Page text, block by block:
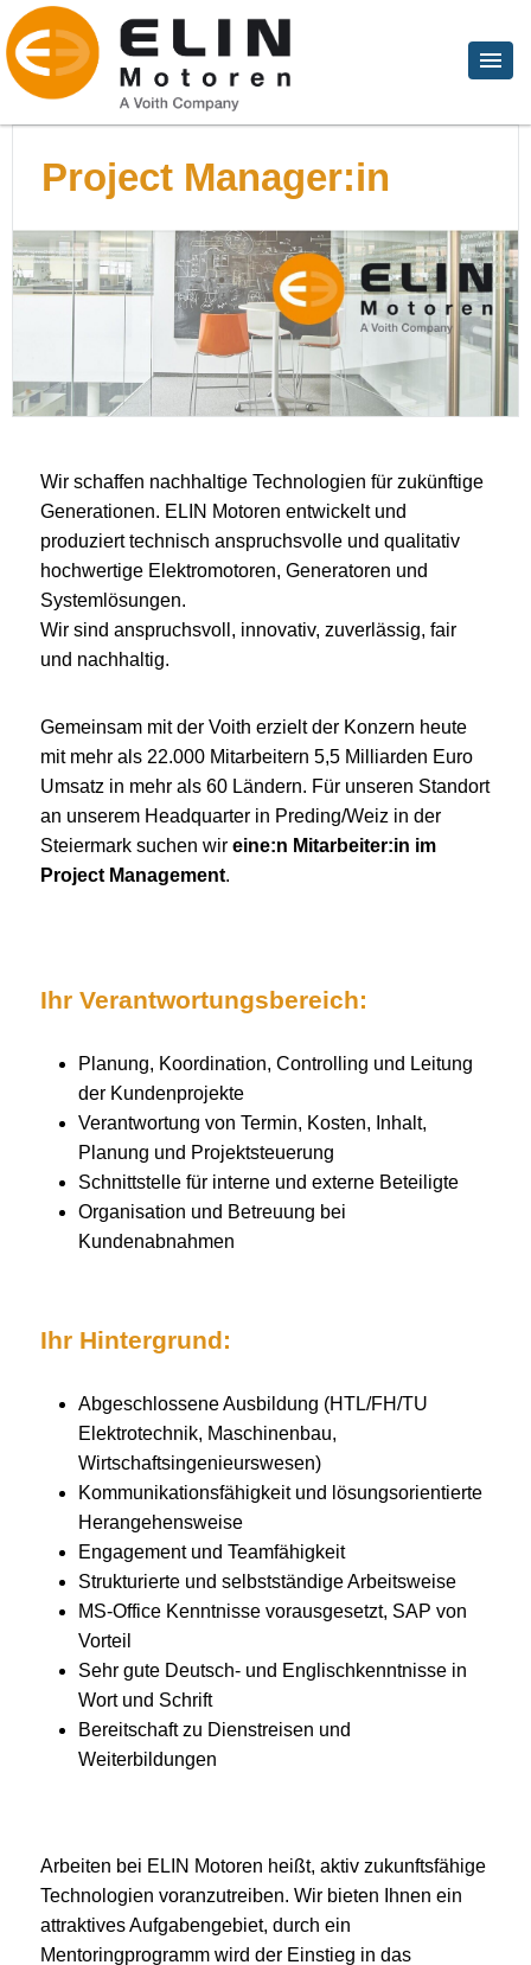
Project Manager:in
Wir schaffen nachhaltige Technologien für zukünftige
Generationen. ELIN Motoren entwickelt und
produziert technisch anspruchsvolle und qualitativ
hochwertige Elektromotoren, Generatoren und
Systemlösungen.
Wir sind anspruchsvoll, innovativ, zuverlässig, fair
und nachhaltig.
Gemeinsam mit der Voith erzielt der Konzern heute
mit mehr als 22.000 Mitarbeitern 5,5 Milliarden Euro
Umsatz in mehr als 60 Ländern. Für unseren Standort
an unserem Headquarter in Preding/Weiz in der
Steiermark suchen wir eine:n Mitarbeiter:in im
Project Management.
Ihr Verantwortungsbereich:
Planung, Koordination, Controlling und Leitung
der Kundenprojekte
Verantwortung von Termin, Kosten, Inhalt,
Planung und Projektsteuerung
Schnittstelle für interne und externe Beteiligte
Organisation und Betreuung bei
Kundenabnahmen
Ihr Hintergrund:
Abgeschlossene Ausbildung (HTL/FH/TU
Elektrotechnik, Maschinenbau,
Wirtschaftsingenieurswesen)
Kommunikationsfähigkeit und lösungsorientierte
Herangehensweise
Engagement und Teamfähigkeit
Strukturierte und selbstständige Arbeitsweise
MS-Office Kenntnisse vorausgesetzt, SAP von
Vorteil
Sehr gute Deutsch- und Englischkenntnisse in
Wort und Schrift
Bereitschaft zu Dienstreisen und
Weiterbildungen
Arbeiten bei ELIN Motoren heißt, aktiv zukunftsfähige
Technologien voranzutreiben. Wir bieten Ihnen ein
attraktives Aufgabengebiet, durch ein
Mentoringprogramm wird der Einstieg in das